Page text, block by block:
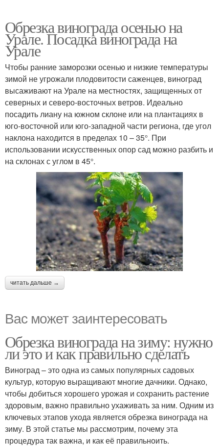
Обрезка винограда осенью на
Урале. Посадка винограда на
Урале
Чтобы ранние заморозки осенью и низкие температуры
зимой не угрожали плодовитости саженцев, виноград
высаживают на Урале на местностях, защищенных от
северных и северо-восточных ветров. Идеально
посадить лиану на южном склоне или на плантациях в
юго-восточной или юго-западной части региона, где угол
наклона находится в пределах 10 – 35°. При
использовании искусственных опор сад можно разбить и
на склонах с углом в 45°.
читать дальше →
Вас может заинтересовать
Обрезка винограда на зиму: нужно
ли это и как правильно сделать
Виноград – это одна из самых популярных садовых
культур, которую выращивают многие дачники. Однако,
чтобы добиться хорошего урожая и сохранить растение
здоровым, важно правильно ухаживать за ним. Одним из
ключевых этапов ухода является обрезка винограда на
зиму. В этой статье мы рассмотрим, почему эта
процедура так важна, и как её правильноить.